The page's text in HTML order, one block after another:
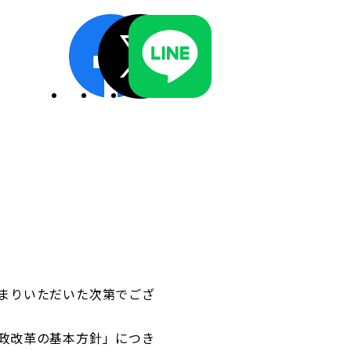
ディスクロージャーポリシー／適時開示体制
りいただいた次第でござ
改革の基本方針」につき